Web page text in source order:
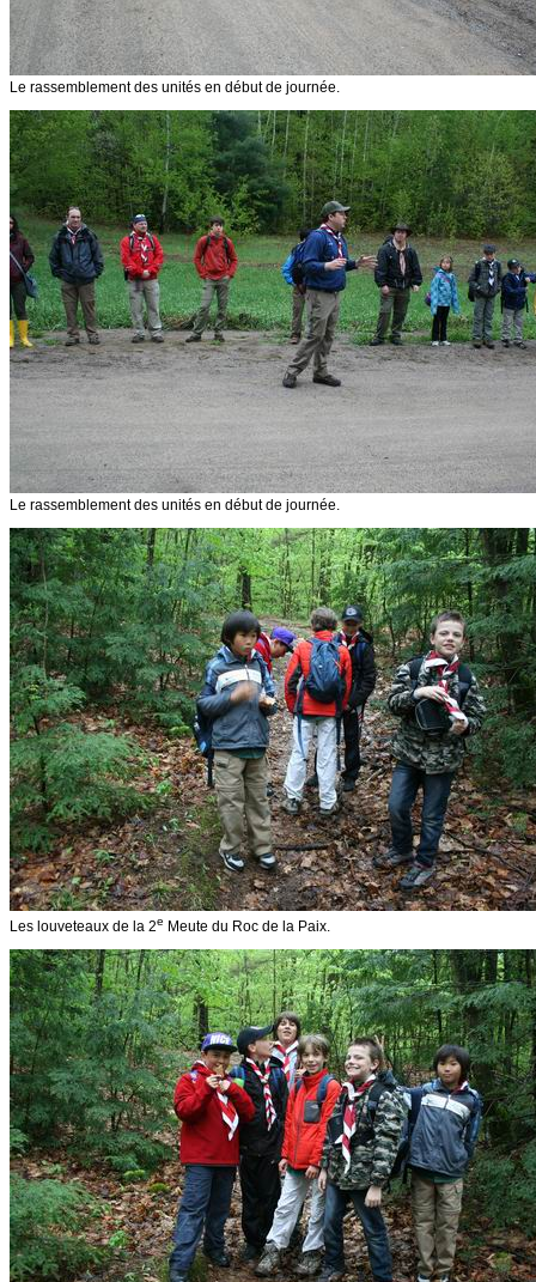
Le rassemblement des unités en début de journée.
Le rassemblement des unités en début de journée.
Les louveteaux de la 2e Meute du Roc de la Paix.